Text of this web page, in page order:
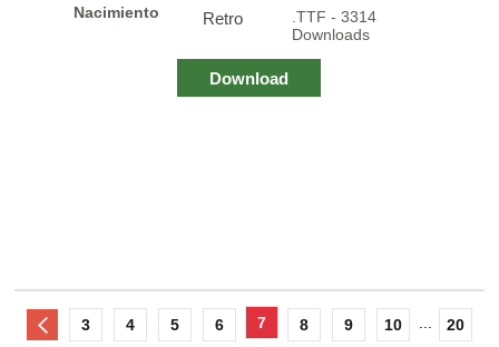
Nacimiento Retro
.TTF - 3314
Downloads
Download
3 4 5 6 7 8 9 10 20